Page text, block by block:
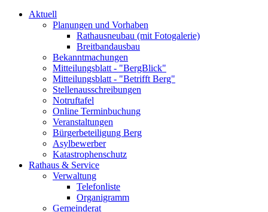
Aktuell
Planungen und Vorhaben
Rathausneubau (mit Fotogalerie)
Breitbandausbau
Bekanntmachungen
Mitteilungsblatt - "BergBlick"
Mitteilungsblatt - "Betrifft Berg"
Stellenausschreibungen
Notruftafel
Online Terminbuchung
Veranstaltungen
Bürgerbeteiligung Berg
Asylbewerber
Katastrophenschutz
Rathaus & Service
Verwaltung
Telefonliste
Organigramm
Gemeinderat